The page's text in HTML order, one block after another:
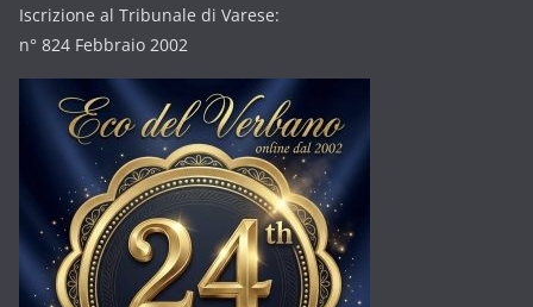
Iscrizione al Tribunale di Varese:
n° 824 Febbraio 2002